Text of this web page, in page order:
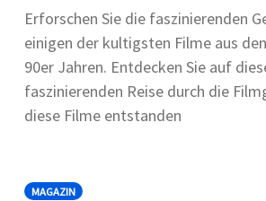
Erforschen Sie die faszinierenden
einigen der kultigsten Filme aus
90er Jahren. Entdecken Sie auf
faszinierenden Reise durch die
diese Filme entstanden
MAGAZIN